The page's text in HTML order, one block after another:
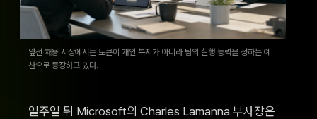
앞선 채용 시장에서는 토큰이 개인 복지가 아니라 팀의 실행 능력을 정하는 예
산으로 등장하고 있다.
일주일 뒤 Microsoft의 Charles Lamanna 부사장은